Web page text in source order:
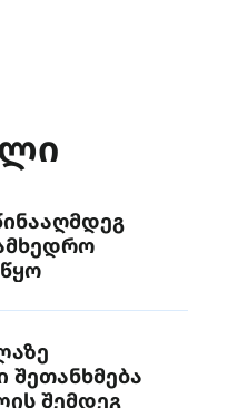
შეთანხმება
შემდეგ